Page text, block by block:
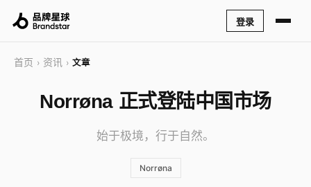
登录
首页 › 资讯 › 文章
Norrøna 正式登陆中国市场
始于极境，行于自然。
Norrøna